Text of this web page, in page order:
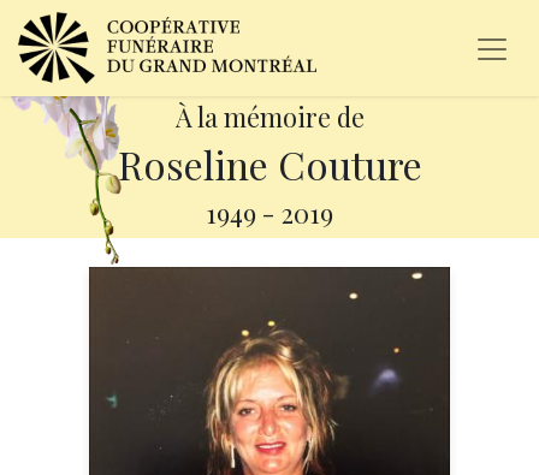
À la mémoire de
Roseline Couture
1949 - 2019